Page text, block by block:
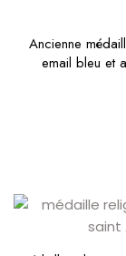
Ancienne
email bleu et